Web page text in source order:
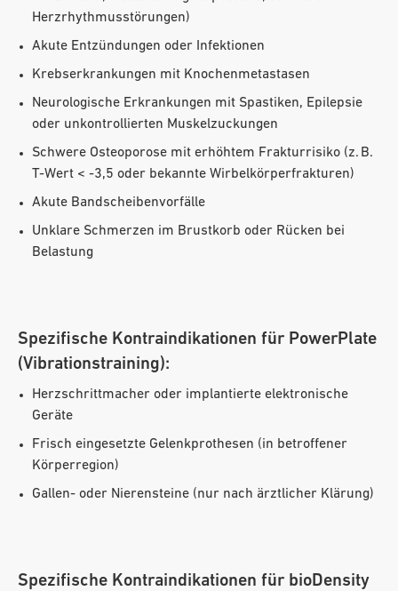
Herzrhythmusstörungen)
Akute Entzündungen oder Infektionen
Krebserkrankungen mit Knochenmetastasen
Neurologische Erkrankungen mit Spastiken, Epilepsie
oder unkontrollierten Muskelzuckungen
Schwere Osteoporose mit erhöhtem Frakturrisiko (z. B.
T-Wert < -3,5 oder bekannte Wirbelkörperfrakturen)
Akute Bandscheibenvorfälle
Unklare Schmerzen im Brustkorb oder Rücken bei
Belastung
Spezifische Kontraindikationen für PowerPlate
(Vibrationstraining):
Herzschrittmacher oder implantierte elektronische
Geräte
Frisch eingesetzte Gelenkprothesen (in betroffener
Körperregion)
Gallen- oder Nierensteine (nur nach ärztlicher Klärung)
Spezifische Kontraindikationen für bioDensity